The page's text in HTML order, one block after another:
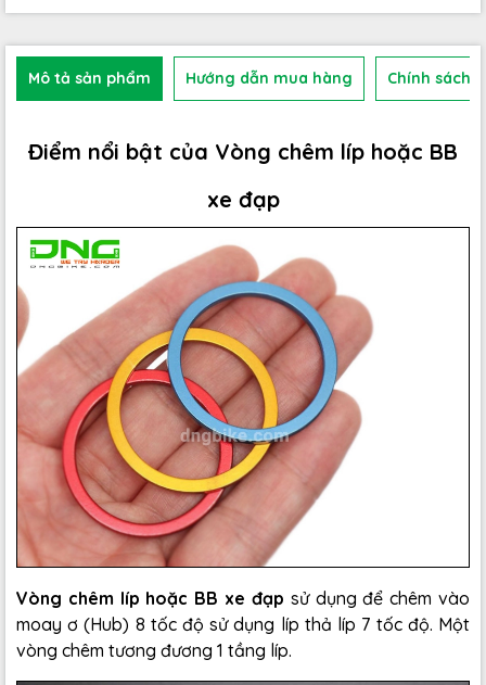
Mô tả sản phẩm Hướng dẫn mua hàng Chính sách
Điểm nổi bật của Vòng chêm líp hoặc BB
xe đạp
Vòng chêm líp hoặc BB xe đạp sử dụng để chêm vào
moay ơ (Hub) 8 tốc độ sử dụng líp thả líp 7 tốc độ. Một
vòng chêm tương đương 1 tầng líp.